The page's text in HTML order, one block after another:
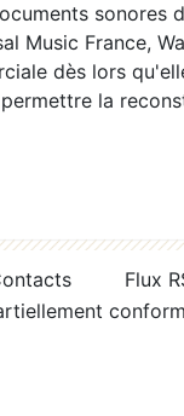
sonores
Music France,
dès lors
la
Flux